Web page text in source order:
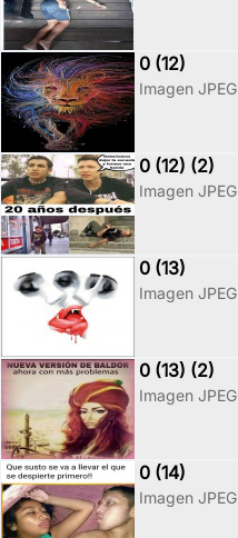
0 (12)
Imagen JPEG
0 (12) (2)
Imagen JPEG
0 (13)
Imagen JPEG
0 (13) (2)
Imagen JPEG
0 (14)
Imagen JPEG